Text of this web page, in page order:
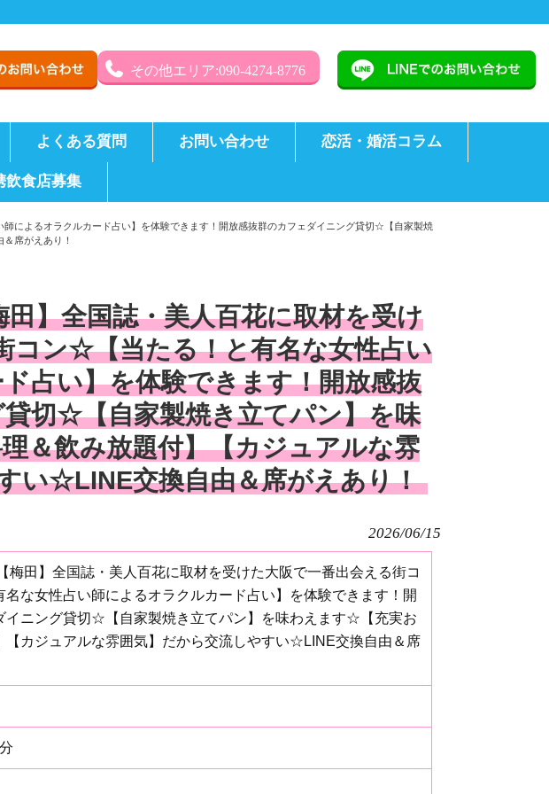
その他エリア:090-4274-8776
よくある質問 お問い合わせ 恋活・婚活コラム
飲食店募集
によるオラクルカード占い】を体験できます！開放感抜群のカフェダイニング貸切☆【自家製焼
席がえあり！
】全国誌・美人百花に取材を受け
コン☆【当たる！と有名な女性占い
占い】を体験できます！開放感抜
切☆【自家製焼き立てパン】を味
＆飲み放題付】【カジュアルな雰
い☆LINE交換自由＆席がえあり！
2026/06/15
梅田】全国誌・美人百花に取材を受けた大阪で一番出会える街コ
な女性占い師によるオラクルカード占い】を体験できます！開
イニング貸切☆【自家製焼き立てパン】を味わえます☆【充実お
【カジュアルな雰囲気】だから交流しやすい☆LINE交換自由＆席